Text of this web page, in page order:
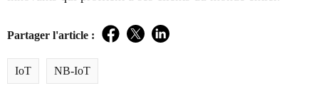
Partager l'article : Facebook
TwitterLinkedIn
IoT NB-IoT